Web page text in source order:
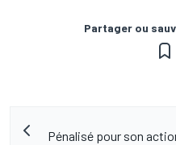
Partager ou
Pénalisé pour son